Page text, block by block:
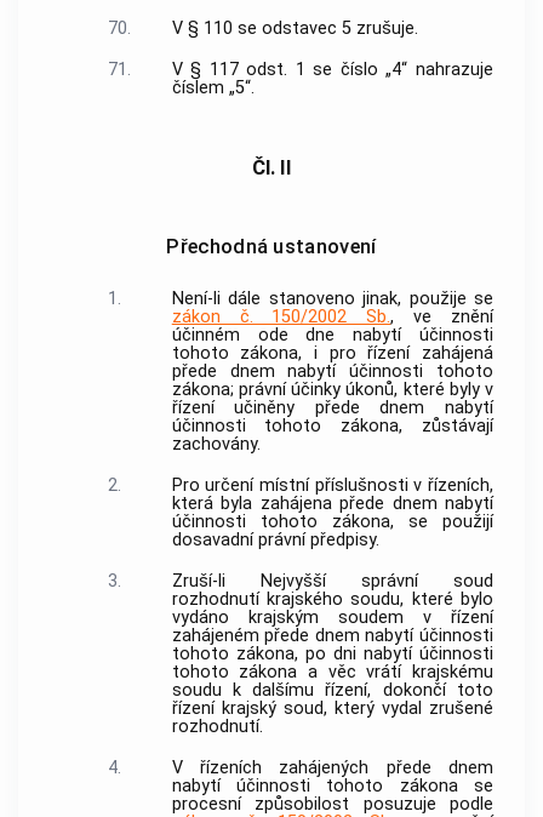
70.
V § 110 se odstavec 5 zrušuje.
71.
V § 117 odst. 1 se číslo „4“ nahrazuje
číslem „5“.
Čl. II
Přechodná ustanovení
1.
Není-li dále stanoveno jinak, použije se
zákon č. 150/2002 Sb., ve znění
účinném ode dne nabytí účinnosti
tohoto zákona, i pro řízení zahájená
přede dnem nabytí účinnosti tohoto
zákona; právní účinky úkonů, které byly v
řízení učiněny přede dnem nabytí
účinnosti tohoto zákona, zůstávají
zachovány.
2.
Pro určení místní příslušnosti v řízeních,
která byla zahájena přede dnem nabytí
účinnosti tohoto zákona, se použijí
dosavadní právní předpisy.
3.
Zruší-li Nejvyšší správní soud
rozhodnutí krajského soudu, které bylo
vydáno krajským soudem v řízení
zahájeném přede dnem nabytí účinnosti
tohoto zákona, po dni nabytí účinnosti
tohoto zákona a věc vrátí krajskému
soudu k dalšímu řízení, dokončí toto
řízení krajský soud, který vydal zrušené
rozhodnutí.
4.
V řízeních zahájených přede dnem
nabytí účinnosti tohoto zákona se
procesní způsobilost posuzuje podle